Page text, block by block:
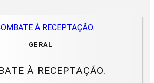
GERAL
À RECEPTAÇÃO.